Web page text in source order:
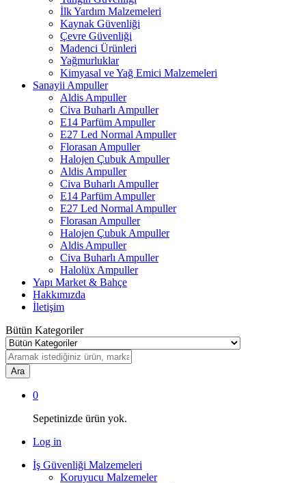
İlk Yardım Malzemeleri
Kaynak Güvenliği
Çevre Güvenliği
Madenci Ürünleri
Yağmurluklar
Kimyasal ve Yağ Emici Malzemeleri
Sanayii Ampuller
Aldis Ampuller
Civa Buharlı Ampuller
E14 Parfüm Ampuller
E27 Led Normal Ampuller
Florasan Ampuller
Halojen Çubuk Ampuller
Aldis Ampuller
Civa Buharlı Ampuller
E14 Parfüm Ampuller
E27 Led Normal Ampuller
Florasan Ampuller
Halojen Çubuk Ampuller
Aldis Ampuller
Civa Buharlı Ampuller
Halolüx Ampuller
Yapı Market & Bahçe
Hakkımızda
İletişim
Bütün Kategoriler
Ara
0
Sepetinizde ürün yok.
Log in
İş Güvenliği Malzemeleri
Koruyucu Malzemeler